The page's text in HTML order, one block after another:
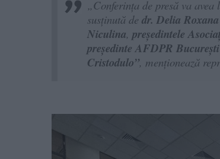
„Conferința de presă va avea
susținută de dr. Delia
Niculina, președintele
președinte AFDPR
Cristodulo”, menționează